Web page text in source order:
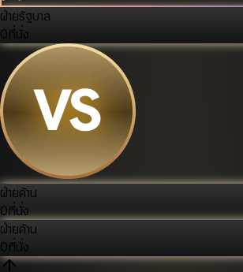
ฝ่ายรัฐบาล
0ที่นั่ง
ฝ่ายค้าน
0ที่นั่ง
ฝ่ายค้าน
0ที่นั่ง